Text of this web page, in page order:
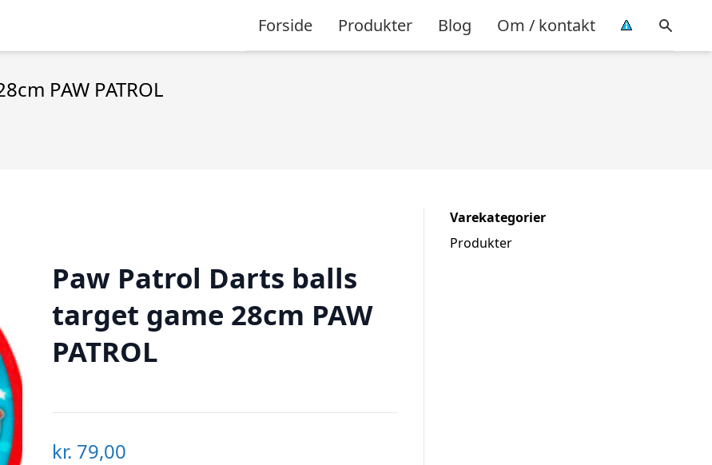
Forside Produkter Blog Om / kontakt
PAW PATROL
Paw Patrol Darts balls
target game 28cm PAW
PATROL
kr. 79,00
Varekategorier
Produkter